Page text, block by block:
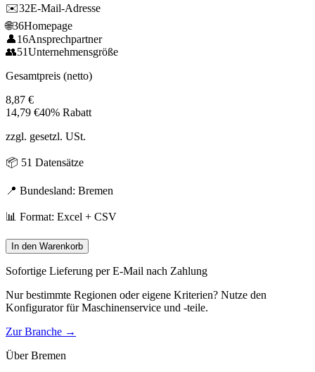
✉️32E-Mail-Adresse
🌐36Homepage
👤16Ansprechpartner
👥51Unternehmensgröße
Gesamtpreis (netto)
8,87 €
14,79 €40% Rabatt
zzgl. gesetzl. USt.
📦 51 Datensätze
📍 Bundesland: Bremen
📊 Format: Excel + CSV
In den Warenkorb
Sofortige Lieferung per E-Mail nach Zahlung
Nur bestimmte Regionen oder eigene Kriterien? Nutze den
Konfigurator fürMaschinenservice und -teile.
Zur Branche →
ÜberBremen